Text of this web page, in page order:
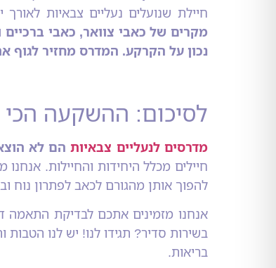
חיילת שנועלים נעליים צבאיות
מקרים של כאבי צוואר, כאבי
נכון על הקרקע. המדרס מחזיר לגוף
לסיכום: ההשקעה
מדרסים לנעליים צבאיותהם לא
חיילים מכלל היחידות והחיילות.
להפוך אותן מהגורם לכאב לפתרון
אנחנו מזמינים אתכם לבדיקת
בשירות סדיר? תגידו לנו! יש לנו
בריאות.